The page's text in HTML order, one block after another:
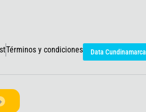
Términos y condiciones Data Cundinamarca